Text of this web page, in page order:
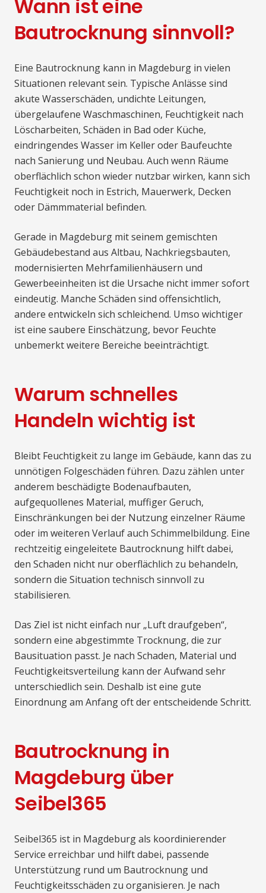
Wann ist eine
Bautrocknung sinnvoll?
Eine Bautrocknung kann in Magdeburg in vielen
Situationen relevant sein. Typische Anlässe sind
akute Wasserschäden, undichte Leitungen,
übergelaufene Waschmaschinen, Feuchtigkeit nach
Löscharbeiten, Schäden in Bad oder Küche,
eindringendes Wasser im Keller oder Baufeuchte
nach Sanierung und Neubau. Auch wenn Räume
oberflächlich schon wieder nutzbar wirken, kann sich
Feuchtigkeit noch in Estrich, Mauerwerk, Decken
oder Dämmmaterial befinden.
Gerade in Magdeburg mit seinem gemischten
Gebäudebestand aus Altbau, Nachkriegsbauten,
modernisierten Mehrfamilienhäusern und
Gewerbeeinheiten ist die Ursache nicht immer sofort
eindeutig. Manche Schäden sind offensichtlich,
andere entwickeln sich schleichend. Umso wichtiger
ist eine saubere Einschätzung, bevor Feuchte
unbemerkt weitere Bereiche beeinträchtigt.
Warum schnelles
Handeln wichtig ist
Bleibt Feuchtigkeit zu lange im Gebäude, kann das zu
unnötigen Folgeschäden führen. Dazu zählen unter
anderem beschädigte Bodenaufbauten,
aufgequollenes Material, muffiger Geruch,
Einschränkungen bei der Nutzung einzelner Räume
oder im weiteren Verlauf auch Schimmelbildung. Eine
rechtzeitig eingeleitete Bautrocknung hilft dabei,
den Schaden nicht nur oberflächlich zu behandeln,
sondern die Situation technisch sinnvoll zu
stabilisieren.
Das Ziel ist nicht einfach nur „Luft draufgeben“,
sondern eine abgestimmte Trocknung, die zur
Bausituation passt. Je nach Schaden, Material und
Feuchtigkeitsverteilung kann der Aufwand sehr
unterschiedlich sein. Deshalb ist eine gute
Einordnung am Anfang oft der entscheidende Schritt.
Bautrocknung in
Magdeburg über
Seibel365
Seibel365 ist in Magdeburg als koordinierender
Service erreichbar und hilft dabei, passende
Unterstützung rund um Bautrocknung und
Feuchtigkeitsschäden zu organisieren. Je nach